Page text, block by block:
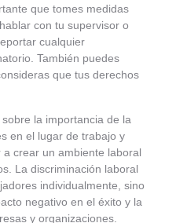
que tomes medidas
con tu supervisor o
cualquier
También puedes
que tus derechos
la importancia de la
en el lugar de trabajo y
crear un ambiente laboral
La discriminación laboral
individualmente, sino
negativo en el éxito y la
y organizaciones.